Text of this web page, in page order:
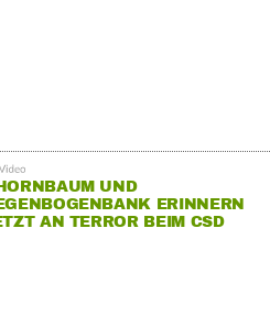
UND
ERINNERN
AN TERROR BEIM CSD